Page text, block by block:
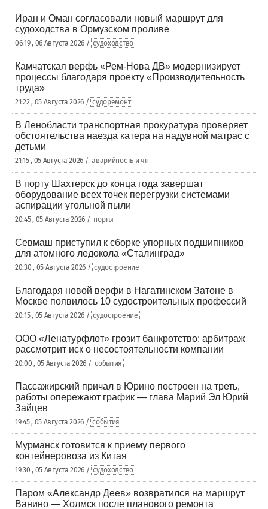
Иран и Оман согласовали новый маршрут для
судоходства в Ормузском проливе
06:19 , 06 Августа 2026 / судоходство
Камчатская верфь «Рем-Нова ДВ» модернизирует
процессы благодаря проекту «Производительность
труда»
21:22 , 05 Августа 2026 / судоремонт
В Ленобласти транспортная прокуратура проверяет
обстоятельства наезда катера на надувной матрас с
детьми
21:15 , 05 Августа 2026 / аварийность и чп
В порту Шахтерск до конца года завершат
оборудование всех точек перегрузки системами
аспирации угольной пыли
20:45 , 05 Августа 2026 / порты
Севмаш приступил к сборке упорных подшипников
для атомного ледокола «Сталинград»
20:30 , 05 Августа 2026 / судостроение
Благодаря новой верфи в Нагатинском Затоне в
Москве появилось 10 судостроительных профессий
20:15 , 05 Августа 2026 / судостроение
ООО «Ленатурфлот» грозит банкротство: арбитраж
рассмотрит иск о несостоятельности компании
20:00 , 05 Августа 2026 / события
Пассажирский причал в Юрино построен на треть,
работы опережают график — глава Марий Эл Юрий
Зайцев
19:45 , 05 Августа 2026 / события
Мурманск готовится к приему первого
контейнеровоза из Китая
19:30 , 05 Августа 2026 / судоходство
Паром «Александр Деев» возвратился на маршрут
Ванино — Холмск после планового ремонта